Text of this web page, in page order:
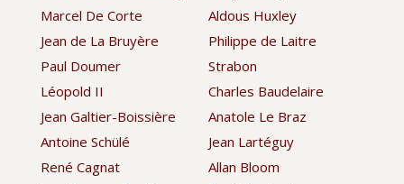
Marcel De Corte
Jean de La Bruyère
Paul Doumer
Léopold II
Jean Galtier-Boissière
Antoine Schülé
René Cagnat
Aldous Huxley
Philippe de Laitre
Strabon
Charles Baudelaire
Anatole Le Braz
Jean Lartéguy
Allan Bloom